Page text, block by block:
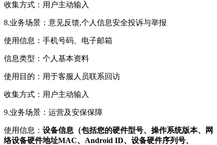
收集方式：用户主动输入
8.业务场景：意见反馈,个人信息安全投诉与举报
使用信息：手机号码、电子邮箱
信息类型：个人基本资料
使用目的：用于客服人员联系回访
收集方式：用户主动输入
9.业务场景：运营及安保保障
使用信息： 设备信息（包括您的硬件型号、操作系统版本、网
络设备硬件地址MAC、Android ID、设备硬件序列号、